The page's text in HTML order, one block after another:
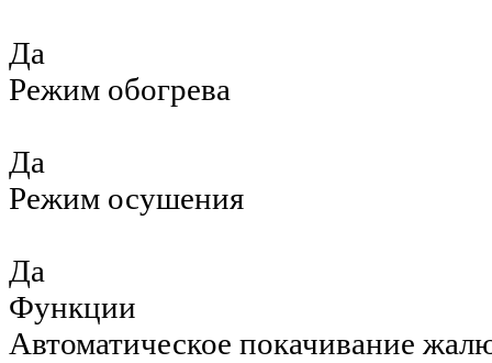
Да
Режим обогрева
Да
Режим осушения
Да
Функции
Автоматическое покачивание